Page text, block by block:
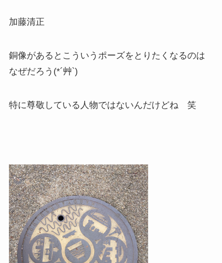
加藤清正
銅像があるとこういうポーズをとりたくなるのは
なぜだろう(*´艸`)
特に尊敬している人物ではないんだけどね 笑